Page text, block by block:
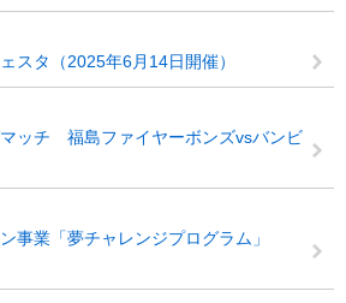
スタ（2025年6月14日開催）
ッチ 福島ファイヤーボンズvsバンビ
事業「夢チャレンジプログラム」